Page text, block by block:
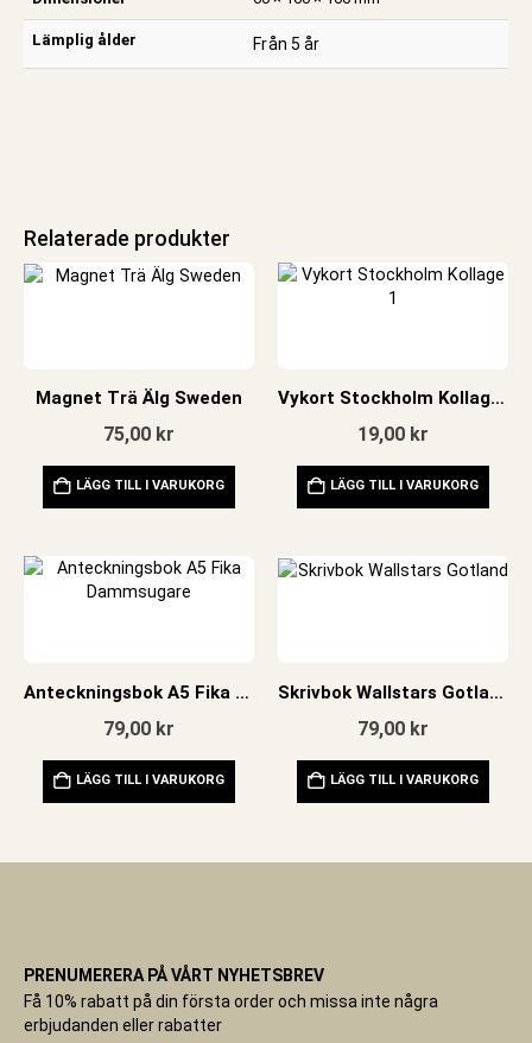
Lämplig ålder Från 5 år
Relaterade produkter
Magnet Trä Älg Sweden
75,00 kr
LÄGG TILL I VARUKORG
Vykort Stockholm Kollage 1
19,00 kr
LÄGG TILL I VARUKORG
Anteckningsbok A5 Fika Dammsugare
79,00 kr
LÄGG TILL I VARUKORG
Skrivbok Wallstars Gotland
79,00 kr
LÄGG TILL I VARUKORG
PRENUMERERA PÅ VÅRT NYHETSBREV
Få 10% rabatt på din första order och missa inte några
erbjudanden eller rabatter